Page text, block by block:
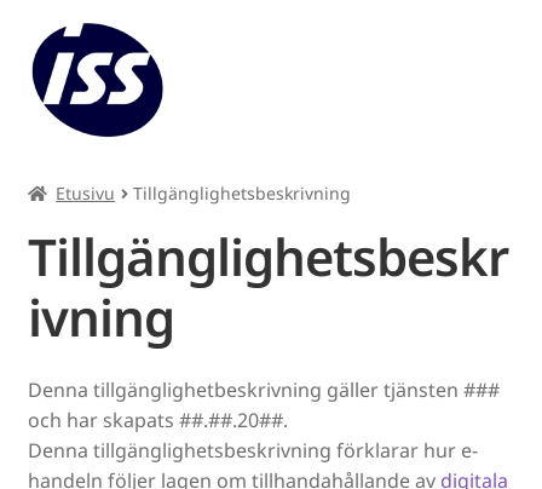
Etusivu Tillgänglighetsbeskrivning
Tillgänglighetsbeskr
ivning
Denna tillgänglighetbeskrivning gäller tjänsten ###
och har skapats ##.##.20##.
Denna tillgänglighetsbeskrivning förklarar hur e-
handeln följer lagen om tillhandahållande av digitala